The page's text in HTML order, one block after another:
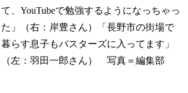
て、YouTubeで勉強するようになっちゃっ
た」（右：岸豊さん）「長野市の街場で
暮らす息子もバスターズに入ってます」
（左：羽田一郎さん） 写真＝編集部